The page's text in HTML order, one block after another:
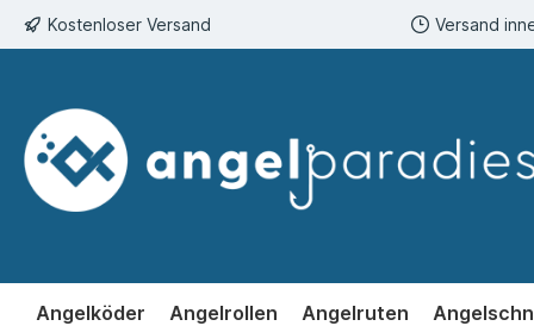
Zur Hauptnavigation springen
Kostenloser Versand Versand
Angelköder Angelrollen Angelruten